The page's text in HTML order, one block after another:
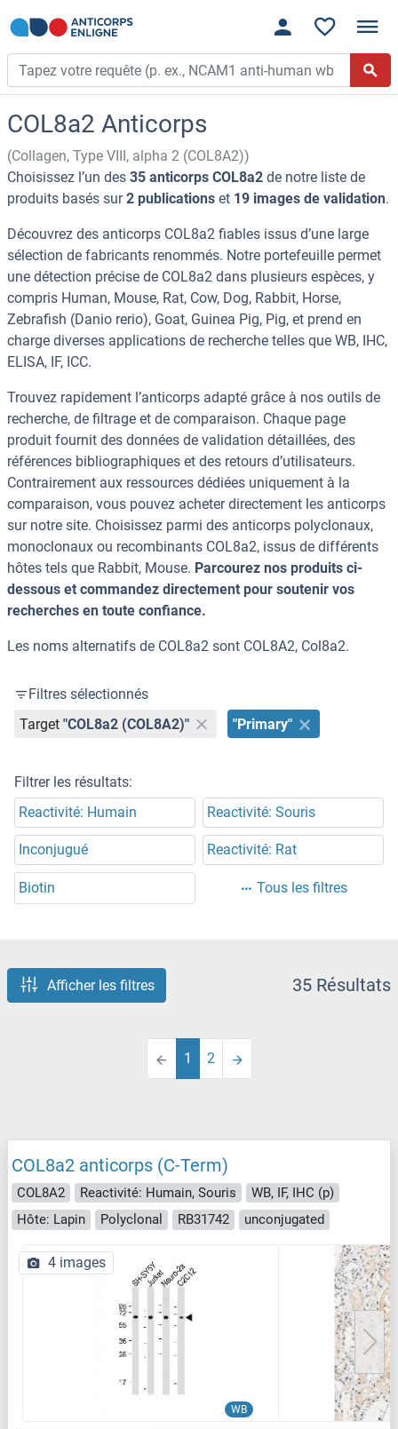
COL8a2 Anticorps
(Collagen, Type VIII, alpha 2 (COL8A2))
Choisissez l’un des 35 anticorps COL8a2 de notre liste de
produits basés sur2 publications et 19 images de validation.
Découvrez des anticorps COL8a2 fiables issus d’une large
sélection de fabricants renommés. Notre portefeuille permet
une détection précise de COL8a2 dans plusieurs espèces, y
compris Human, Mouse, Rat, Cow, Dog, Rabbit, Horse,
Zebrafish (Danio rerio), Goat, Guinea Pig, Pig, et prend en
charge diverses applications de recherche telles que WB, IHC,
ELISA, IF, ICC.
Trouvez rapidement l’anticorps adapté grâce à nos outils de
recherche, de filtrage et de comparaison. Chaque page
produit fournit des données de validation détaillées, des
références bibliographiques et des retours d’utilisateurs.
Contrairement aux ressources dédiées uniquement à la
comparaison, vous pouvez acheter directement les anticorps
sur notre site. Choisissez parmi des anticorps polyclonaux,
monoclonaux ou recombinants COL8a2, issus de différents
hôtes tels que Rabbit, Mouse. Parcourez nos produits ci-
dessous et commandez directement pour soutenir vos
recherches en toute confiance.
Les noms alternatifs de COL8a2 sont COL8A2, Col8a2.
Filtres sélectionnés
Target "COL8a2 (COL8A2)" "Primary"
Filtrer les résultats:
Reactivité: Humain
Reactivité: Souris
Inconjugué Reactivité: Rat
Biotin Tous les filtres
Afficher les filtres 35 Résultats
1 2
COL8a2 anticorps (C-Term)
COL8A2 Reactivité: Humain, Souris
WB, IF, IHC (p)
Hôte: Lapin
Polyclonal RB31742 unconjugated
WB
4 images